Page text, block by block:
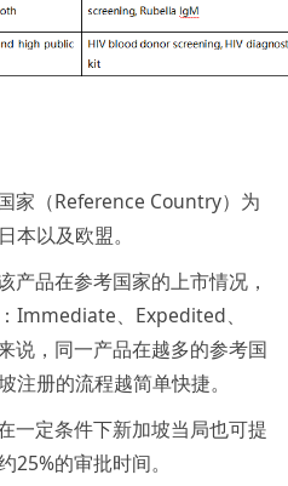
家（Reference Country）为
本以及欧盟。
产品在参考国家的上市情况，
Immediate、Expedited、
说，同一产品在越多的参考国
注册的流程越简单快捷。
一定条件下新加坡当局也可提
25%的审批时间。